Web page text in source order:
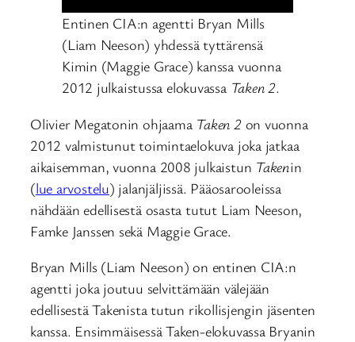
Entinen CIA:n agentti Bryan Mills
(Liam Neeson) yhdessä tyttärensä
Kimin (Maggie Grace) kanssa vuonna
2012 julkaistussa elokuvassa Taken 2.
Olivier Megatonin ohjaama Taken 2 on vuonna
2012 valmistunut toimintaelokuva joka jatkaa
aikaisemman, vuonna 2008 julkaistun Takenin
(lue arvostelu) jalanjäljissä. Pääosarooleissa
nähdään edellisestä osasta tutut Liam Neeson,
Famke Janssen sekä Maggie Grace.
Bryan Mills (Liam Neeson) on entinen CIA:n
agentti joka joutuu selvittämään välejään
edellisestä Takenista tutun rikollisjengin jäsenten
kanssa. Ensimmäisessä Taken-elokuvassa Bryanin